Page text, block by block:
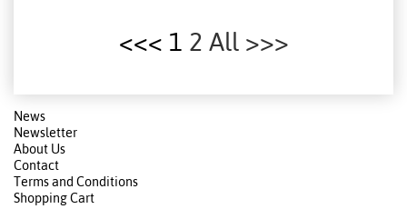
<<< 1 2 All >>>
News
Newsletter
About Us
Contact
Terms and Conditions
Shopping Cart